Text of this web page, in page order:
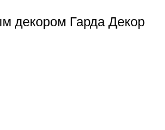
декором Гарда Декор